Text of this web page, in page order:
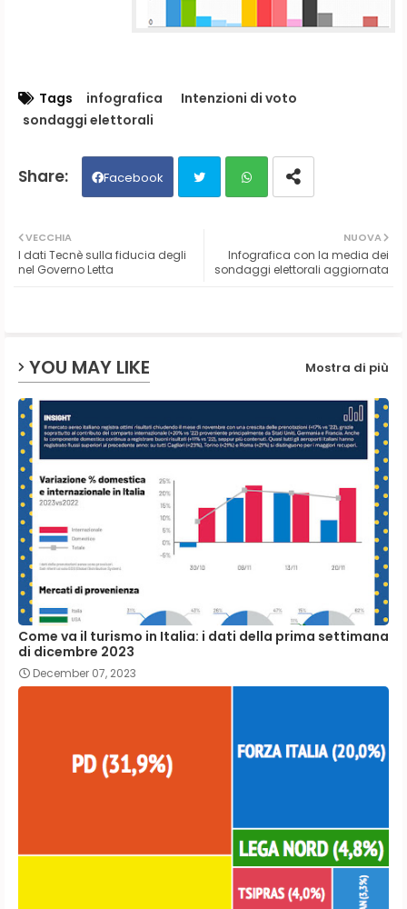
Tags infografica
Intenzioni di voto
sondaggi elettorali
Facebook
ats
NUOVA
Infografica con la media dei
sondaggi elettorali aggiornata
VECCHIA
I dati Tecnè sulla fiducia degli
nel Governo Letta
YOU MAY LIKE Mostra di più
Come va il turismo in Italia: i dati della prima settimana
di dicembre 2023
December 07, 2023